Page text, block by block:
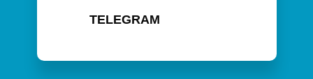
TELEGRAM